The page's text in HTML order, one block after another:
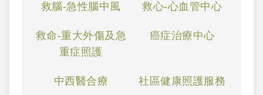
救腦-急性腦中風 救心-心血管中心
救命-重大外傷及急
重症照護
癌症治療中心
中西醫合療 社區健康照護服務